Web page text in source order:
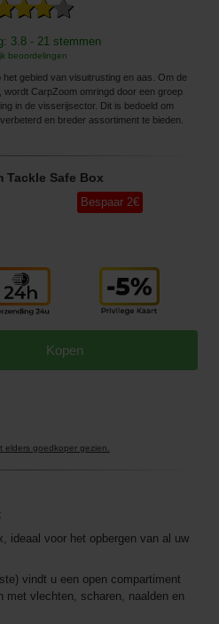
3.8 - 21 stemmen
beoordelingen
gebied van visuitrusting en aas. Om de
CarpZoom omringd door een groep
in de visserijsector. Dit is bedoeld om
en breder assortiment te bieden.
Tackle Safe Box
Bespaar 2€
Kopen
elders goedkoper gezien.
ideaal voor het opbergen van al uw
vindt u een open compartiment
met vlechten, scharen, naalden en